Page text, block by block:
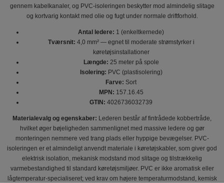
gennem kabelkanaler, og PVC-isoleringen beskytter mod almindelig slitage
og kortvarig kontakt med olie og fugt under normale driftforhold.
Antal ledere: 1 (enkeltkernede)
Tværsnit: 4,0 mm² — egnet til moderate strømstyrker i
køretøjsinstallationer
Længde: 25 meter på spole
Isolering: PVC (plastisolering)
Farve: Sort
MPN: 157.16.45
GTIN: 4026736032739
Materialevalg og egenskaber: Lederen består af fintrådede kobbertråde,
hvilket øger bøjeligheden sammenlignet med massive ledere og gør
monteringen nemmere ved trang plads eller hyppige bevægelser. PVC-
isoleringen er et almindeligt anvendt materiale i køretøjskabler, som giver god
elektrisk isolation, mekanisk modstand mod slitage og tilstrækkelig
varmebestandighed til standard køretøjsmiljøer. PVC er ikke aromatisk eller
lågtemperatur-specialiseret; ved krav om højere temperaturmodstand, kemisk